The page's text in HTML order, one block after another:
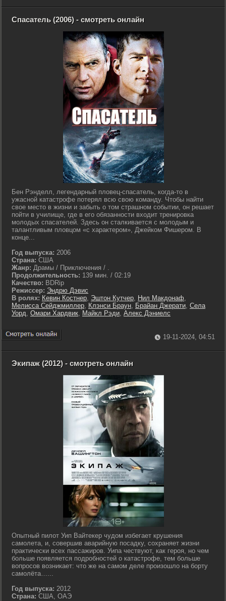
Спасатель (2006) - смотреть онлайн
Бен Рэнделл, легендарный пловец-спасатель, когда-то в
ужасной катастрофе потерял всю свою команду. Чтобы найти
свое место в жизни и забыть о том страшном событии, он решает
пойти в училище, где в его обязанности входит тренировка
молодых спасателей. Здесь он сталкивается с молодым и
талантливым пловцом «с характером», Джейком Фишером. В
конце...
Год выпуска: 2006
Страна: США
Жанр: Драмы / Приключения / .
Продолжительность: 139 мин. / 02:19
Качество: BDRip
Режиссер: Эндрю Дэвис
В ролях: Кевин Костнер, Эштон Кутчер, Нил Макдонаф,
Мелисса Сейджмиллер, Клэнси Браун, Брайан Джерати, Села
Уорд, Омари Хардвик, Майкл Рэди, Алекс Дэниелс
19-11-2024, 04:51
Экипаж (2012) - смотреть онлайн
Опытный пилот Уип Вайтекер чудом избегает крушения
самолета, и, совершив аварийную посадку, сохраняет жизни
практически всех пассажиров. Уипа чествуют, как героя, но чем
больше появляется подробностей о катастрофе, тем больше
вопросов возникает: что же на самом деле произошло на борту
самолёта…...
Год выпуска: 2012
Страна: США, ОАЭ